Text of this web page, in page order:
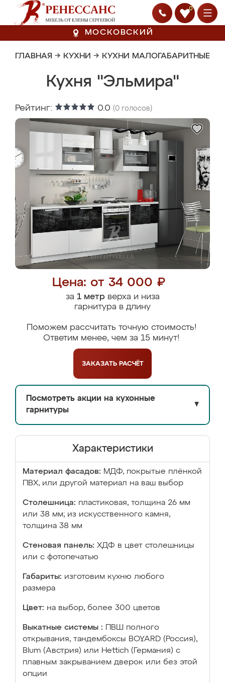
0
МОСКОВСКИЙ
ГЛАВНАЯ → КУХНИ → КУХНИ МАЛОГАБАРИТНЫЕ
Кухня "Эльмира"
Рейтинг: 0.0 (0 голосов)
Цена: от 34 000 ₽
за 1 метрверха и низа
гарнитура в длину
Поможем рассчитать точную стоимость!
Ответим менее, чем за 15 минут!
ЗАКАЗАТЬ РАСЧЁТ
Посмотреть акции на кухонные
гарнитуры
▼
Характеристики
Материал фасадов: МДФ, покрытые плёнкой
ПВХ, или другой материал на ваш выбор
Столешница: пластиковая, толщина 26 мм
или 38 мм; из искусственного камня,
толщина 38 мм
Стеновая панель: ХДФ в цвет столешницы
или с фотопечатью
Габариты: изготовим кухню любого
размера
Цвет: на выбор, более 300 цветов
Выкатные системы :
ПВШ полного
открывания, тандембоксы BOYARD (Россия),
Blum (Австрия) или Hettich (Германия) с
плавным закрыванием дверок или без этой
опции